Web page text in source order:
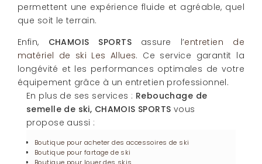
permettent une expérience fluide et agréable, quel
que soit le terrain.
Enfin, CHAMOIS SPORTS assure l’entretien de
matériel de ski Les Allues. Ce service garantit la
longévité et les performances optimales de votre
équipement grâce à un entretien professionnel.
En plus de ses services : Rebouchage de
semelle de ski, CHAMOIS SPORTS vous
propose aussi :
Boutique pour acheter des accessoires de ski
Boutique pour fartage de ski
Boutique pour louer des skis